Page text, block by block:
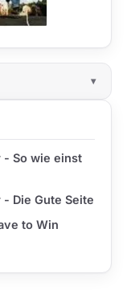
So wie einst
Die Gute Seite
to Win